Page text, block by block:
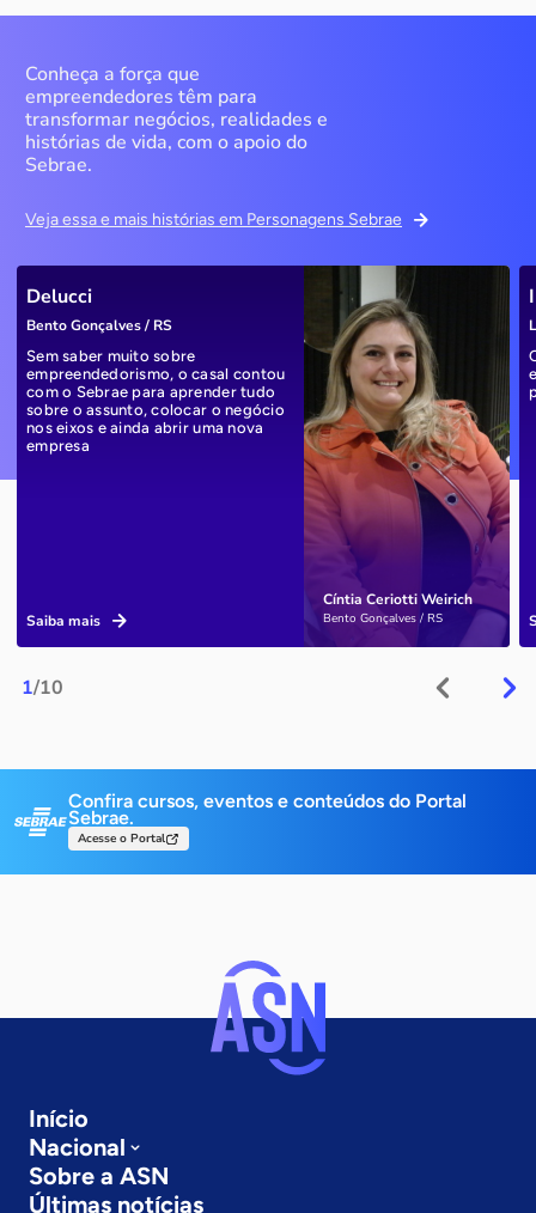
Conheça a força que
empreendedores têm para
transformar negócios, realidades e
histórias de vida, com o apoio do
Sebrae.
Veja essa e mais histórias em Personagens Sebrae
1/10
Cíntia Ceriotti Weirich
Bento Gonçalves / RS
Delucci
Bento Gonçalves / RS
Sem saber muito sobre
empreendedorismo, o casal contou
com o Sebrae para aprender tudo
sobre o assunto, colocar o negócio
nos eixos e ainda abrir uma nova
empresa
Saiba mais
Confira cursos, eventos e conteúdos do Portal
Sebrae.
Acesse o Portal
Início
Nacional
Sobre a ASN
Últimas notícias